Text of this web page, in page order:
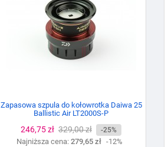
Zapasowa szpula do kołowrotka Daiwa 25
Ballistic Air LT2000S-P
Cena
246,75 zł Cena
podstawowa
329,00 zł -25%
Najniższa cena: 279,65 zł -12%